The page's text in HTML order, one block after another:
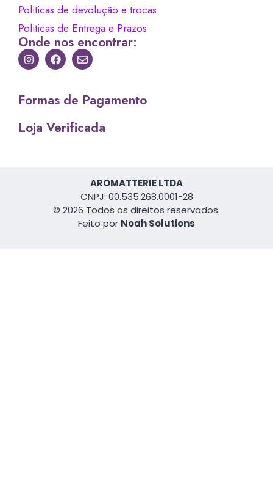
Politicas de devolução e trocas
Politicas de Entrega e Prazos
Onde nos encontrar:
Formas de Pagamento
Loja Verificada
AROMATTERIE LTDA
CNPJ: 00.535.268.0001-28
© 2026 Todos os direitos reservados.
Feito por Noah Solutions